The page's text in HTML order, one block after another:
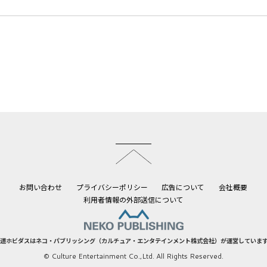
お問い合わせ プライバシーポリシー 広告について
会社概要
利用者情報の外部送信について
ホビダスはネコ・パブリッシング（カルチュア・エンタテインメント株式会社）が運営していま
© Culture Entertainment Co.,Ltd. All Rights Reserved.